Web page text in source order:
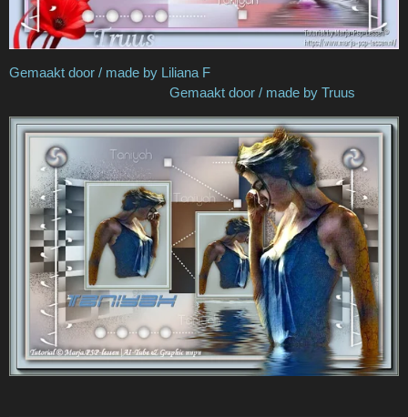
Gemaakt door / made by Liliana F
Gemaakt door / made by Truus